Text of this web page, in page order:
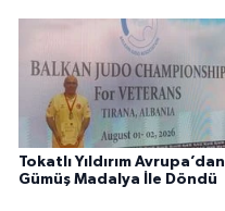
Tokatlı Yıldırım Avrupa’dan
Gümüş Madalya İle Döndü